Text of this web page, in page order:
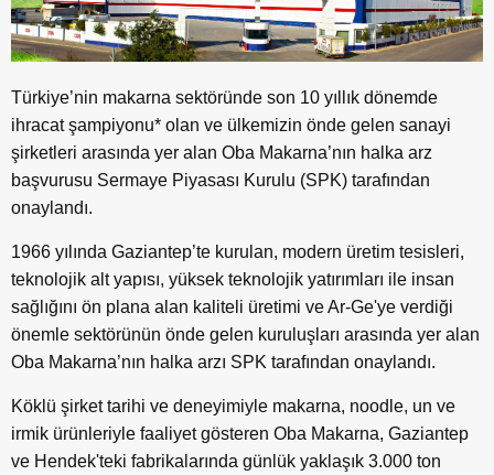
Türkiye’nin makarna sektöründe son 10 yıllık dönemde
ihracat şampiyonu* olan ve ülkemizin önde gelen sanayi
şirketleri arasında yer alan Oba Makarna’nın halka arz
başvurusu Sermaye Piyasası Kurulu (SPK) tarafından
onaylandı.
1966 yılında Gaziantep’te kurulan, modern üretim tesisleri,
teknolojik alt yapısı, yüksek teknolojik yatırımları ile insan
sağlığını ön plana alan kaliteli üretimi ve Ar-Ge'ye verdiği
önemle sektörünün önde gelen kuruluşları arasında yer alan
Oba Makarna’nın halka arzı SPK tarafından onaylandı.
Köklü şirket tarihi ve deneyimiyle makarna, noodle, un ve
irmik ürünleriyle faaliyet gösteren Oba Makarna, Gaziantep
ve Hendek'teki fabrikalarında günlük yaklaşık 3.000 ton